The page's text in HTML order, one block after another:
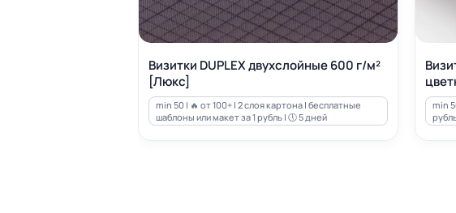
Визитки DUPLEX двухслойные 600 г/м²
[Люкс]
min 50 | 🔥 от 100+ | 2 слоя картона | бесплатные
шаблоны или макет за 1 рубль | 🕔 5 дней
min